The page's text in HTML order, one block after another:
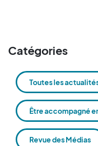
Catégories
Toutes les
Être accompagné
Revue des Médias